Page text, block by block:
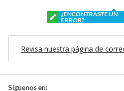
¿ENCONTRASTE UN
ERROR?
Revisa nuestra página de
Síguenos en: